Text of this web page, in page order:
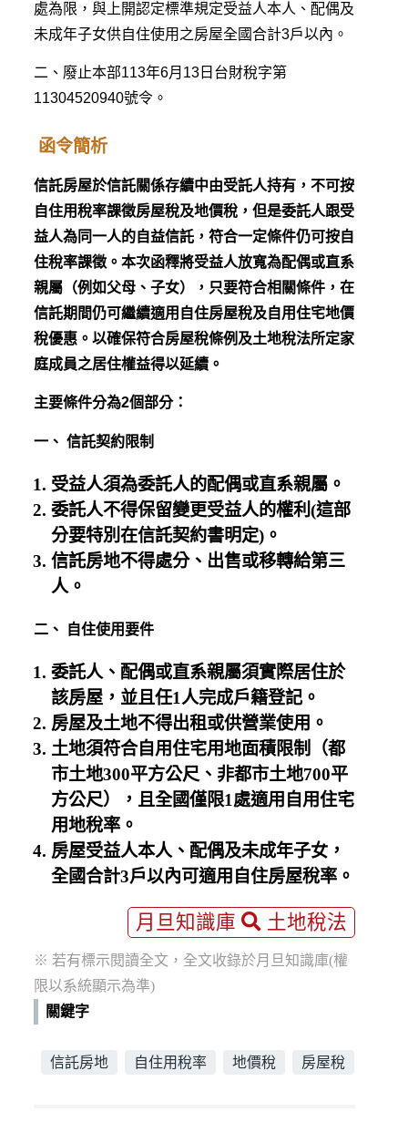
處為限，與上開認定標準規定受益人本人、配偶及
未成年子女供自住使用之房屋全國合計3戶以內。
二、廢止本部113年6月13日台財稅字第
11304520940號令。
函令簡析
信託房屋於信託關係存續中由受託人持有，不可按
自住用稅率課徵房屋稅及地價稅，但是委託人跟受
益人為同一人的自益信託，符合一定條件仍可按自
住稅率課徵。本次函釋將受益人放寬為配偶或直系
親屬（例如父母、子女），只要符合相關條件，在
信託期間仍可繼續適用自住房屋稅及自用住宅地價
稅優惠。以確保符合房屋稅條例及土地稅法所定家
庭成員之居住權益得以延續。
主要條件分為2個部分：
一、 信託契約限制
受益人須為委託人的配偶或直系親屬。
委託人不得保留變更受益人的權利(這部
分要特別在信託契約書明定)。
信託房地不得處分、出售或移轉給第三
人。
二、 自住使用要件
委託人、配偶或直系親屬須實際居住於
該房屋，並且任1人完成戶籍登記。
房屋及土地不得出租或供營業使用。
土地須符合自用住宅用地面積限制（都
市土地300平方公尺、非都市土地700平
方公尺），且全國僅限1處適用自用住宅
用地稅率。
房屋受益人本人、配偶及未成年子女，
全國合計3戶以內可適用自住房屋稅率。
月旦知識庫 土地稅法
※ 若有標示閱讀全文，全文收錄於月旦知識庫(權
限以系統顯示為準)
關鍵字
信託房地 自住用稅率 地價稅 房屋稅